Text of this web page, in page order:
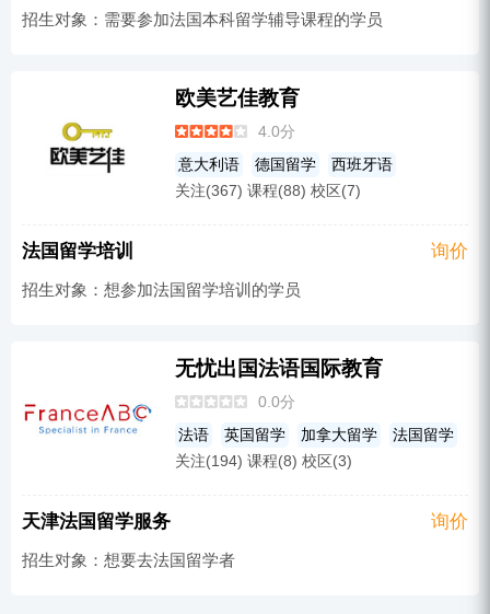
美国留学
中国香港留学
托福
日语
雅思培训
韩语
GRE 新加坡留学
意大利语
GMAT
德国留学
匈牙利留学
招生对象：需要参加法国本科留学辅导课程的学员
欧美艺佳教育
4.0分
意大利语 德国留学
西班牙语
法国留学
荷兰语 意大利留学
亚洲留学
日本留学
韩语
关注(367) 课程(88) 校区(7)
法国留学培训 询价
招生对象：想参加法国留学培训的学员
无忧出国法语国际教育
0.0分
法语 英国留学 加拿大留学
法国留学
国际预科
欧洲留学
关注(194) 课程(8) 校区(3)
天津法国留学服务 询价
招生对象：想要去法国留学者